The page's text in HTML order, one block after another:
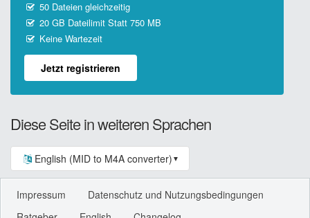
50 Dateien gleichzeitig
20 GB Dateilimit Statt 750 MB
Keine Wartezeit
Jetzt registrieren
Diese Seite in weiteren Sprachen
English (MID to M4A converter) ▼
Impressum
Datenschutz und Nutzungsbedingungen